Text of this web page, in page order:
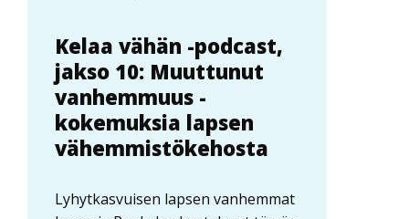
Kelaa vähän -podcast,
jakso 10: Muuttunut
vanhemmuus -
kokemuksia lapsen
vähemmistökehosta
Lyhytkasvuisen lapsen vanhemmat